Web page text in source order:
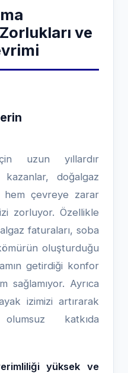
ve
uzun yıllardır
kazanlar, doğalgaz
hem çevreye zarar
zorluyor. Özellikle
faturaları, soba
oluşturduğu
getirdiği konfor
sağlamıyor. Ayrıca
izimizi artırarak
katkıda
yüksek ve